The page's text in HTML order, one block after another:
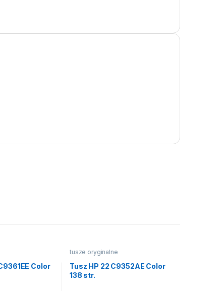
Color
tusze oryginalne
Tusz HP 22 C9352AE Color
138 str.